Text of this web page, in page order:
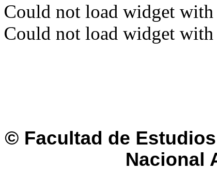
Could not load widget
Could not load widget
© Facultad de
Nacional